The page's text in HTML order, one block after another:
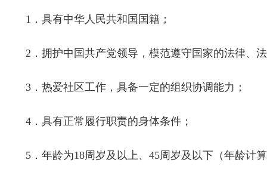
1 ．具有中华人民共和国国籍；
2 ．拥护中国共产党领导，模范遵守国家的法律、
3 ．热爱社区工作，具备一定的组织协调能力；
4 ．具有正常履行职责的身体条件；
5 ．年龄为18周岁及以上、 45周岁及以下（年龄计